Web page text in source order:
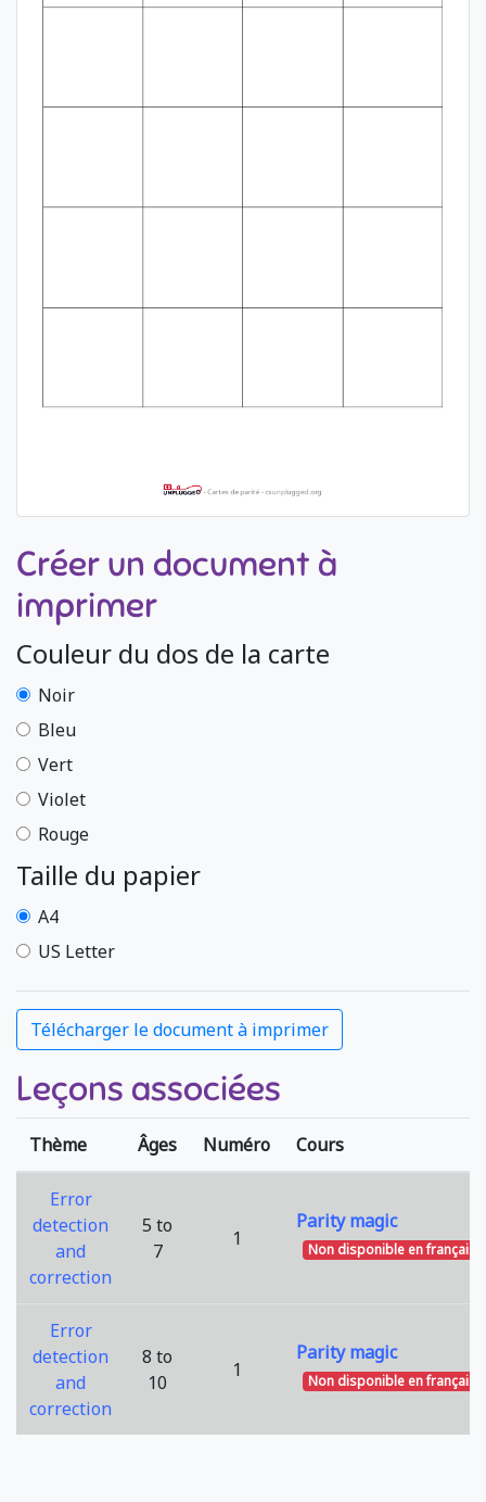
Créer un document à
imprimer
Couleur du dos de la carte
Noir
Bleu
Vert
Violet
Rouge
Taille du papier
A4
US Letter
Leçons associées
Thème Âges Numéro Cours
Error
detection
and
correction
5 to
7
1
Parity magic
Non disponible en français
Error
detection
and
correction
8 to
10
1
Parity magic
Non disponible en français